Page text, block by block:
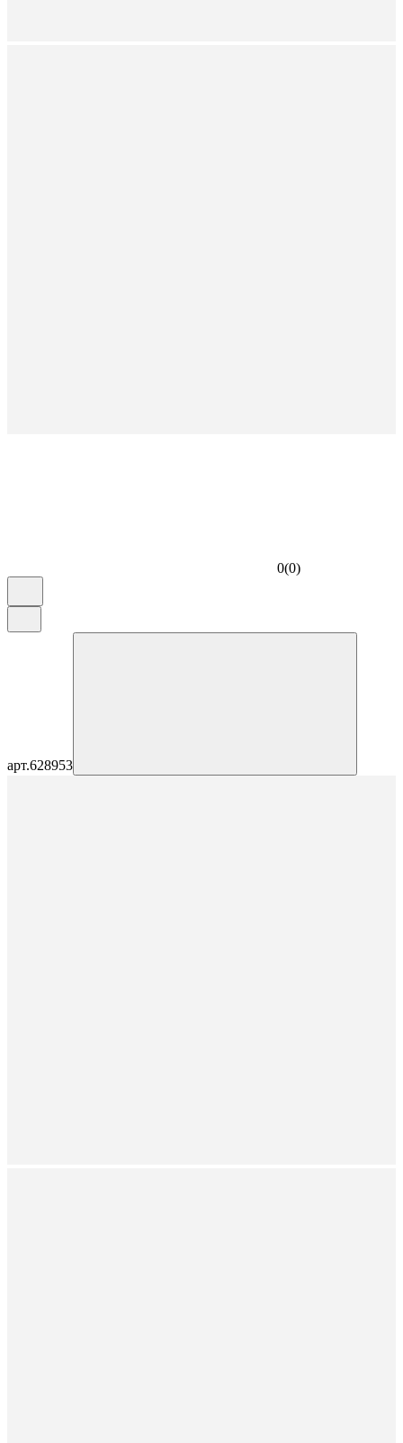
0(0)
арт.628953